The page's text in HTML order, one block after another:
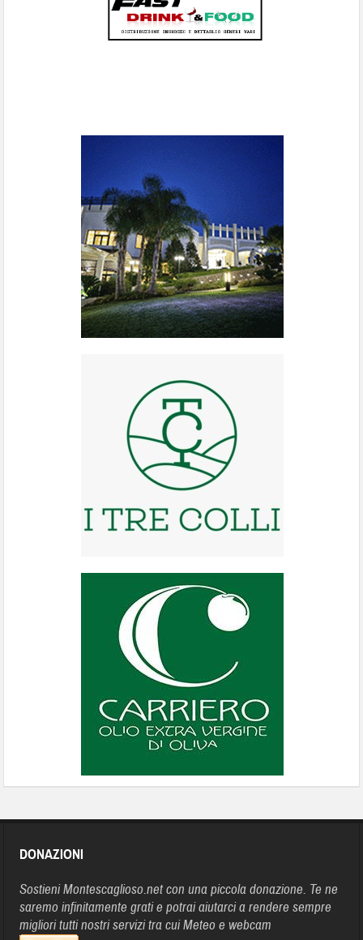
DONAZIONI
Sostieni Montescaglioso.net con una piccola donazione. Te ne
saremo infinitamente grati e potrai aiutarci a rendere sempre
migliori tutti nostri servizi tra cui Meteo e webcam